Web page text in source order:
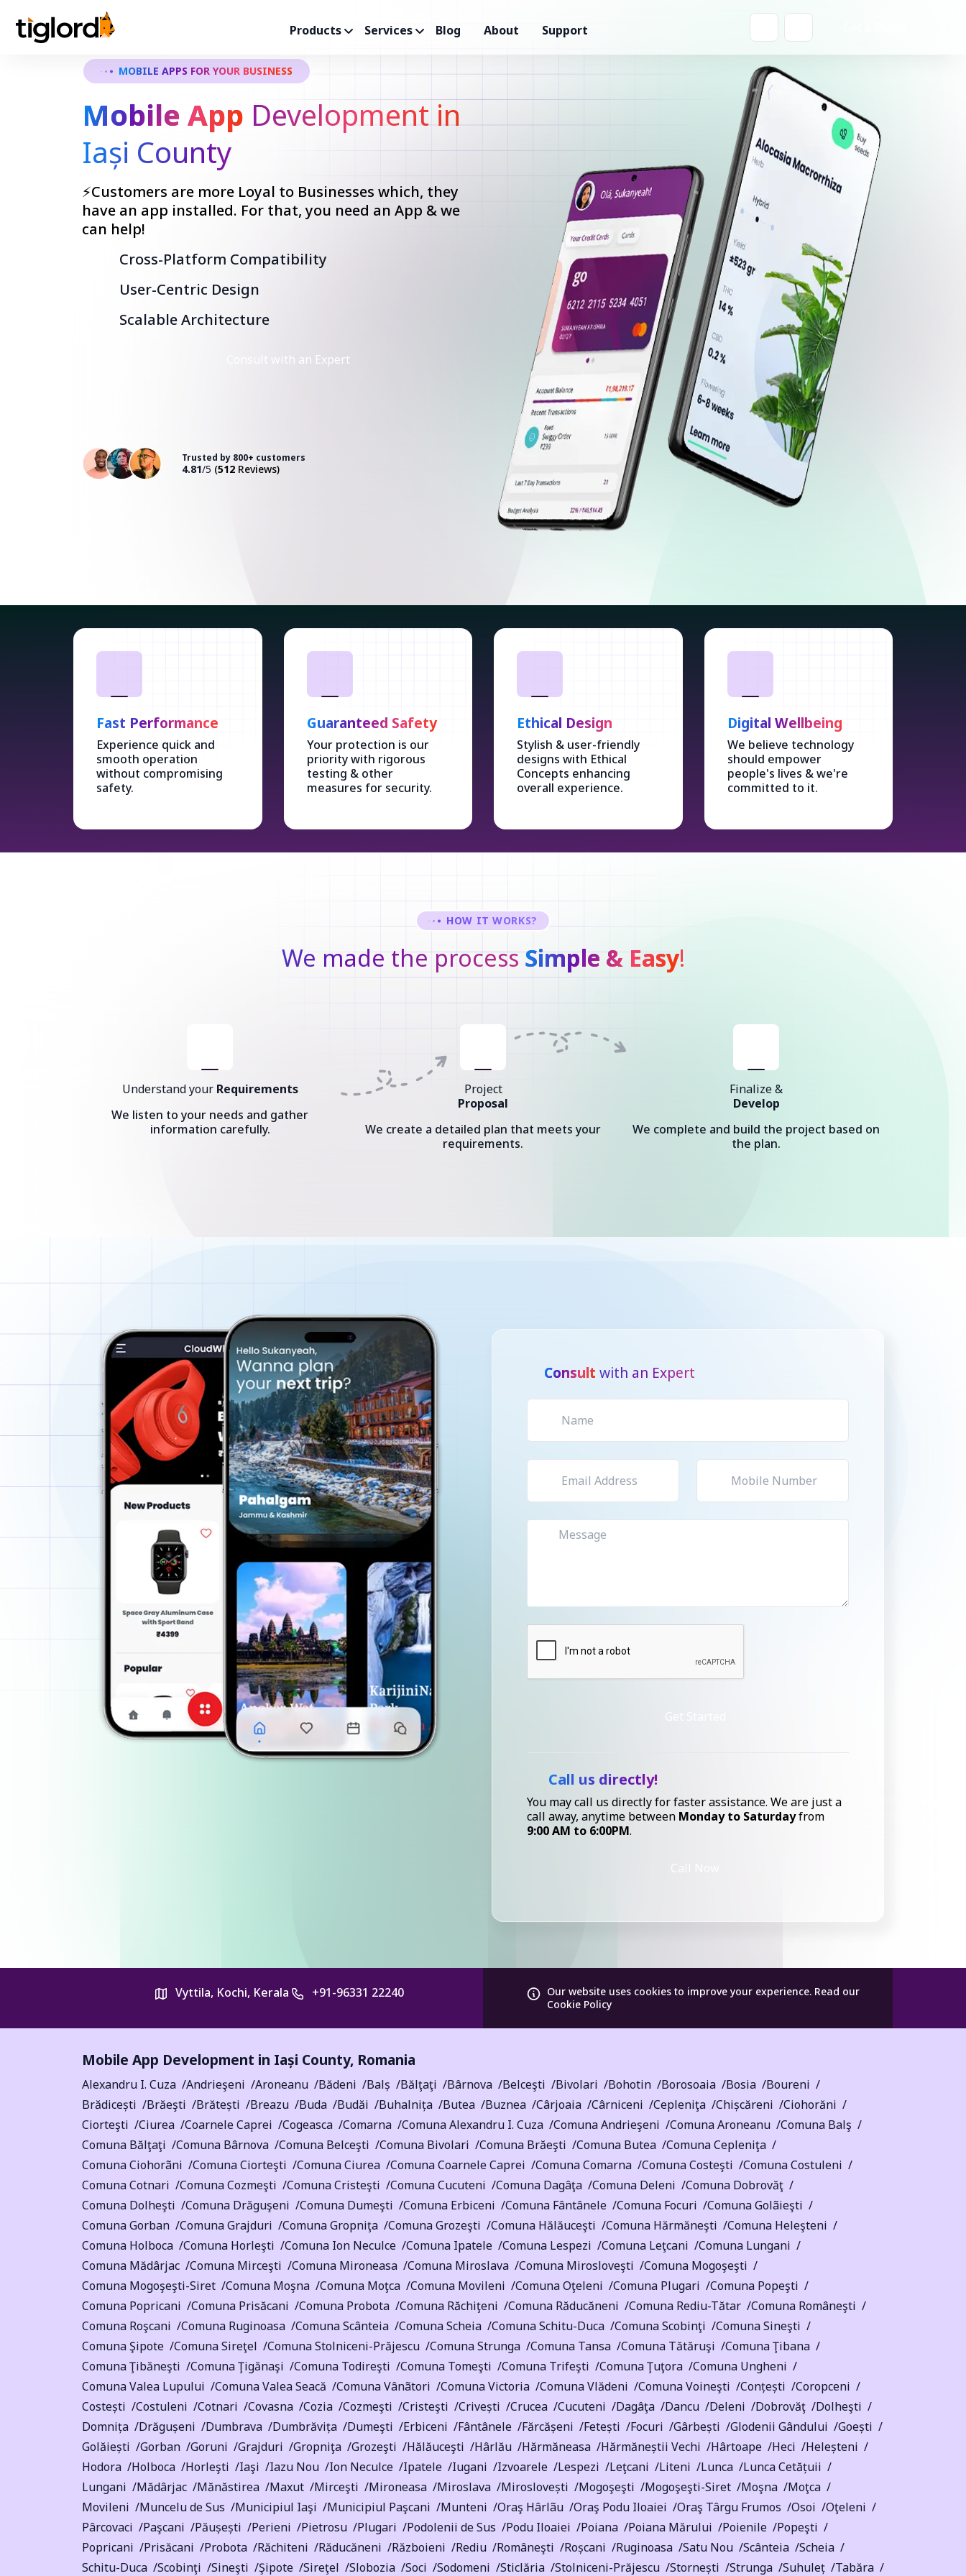
Products Services Blog About Support
MOBILE APPS FOR YOUR BUSINESS
Mobile App Development in
Iași County
⚡Customers are more Loyal to Businesses which, they
have an app installed. For that, you need an App & we
can help!
Cross-Platform Compatibility
User-Centric Design
Scalable Architecture
Consult with an Expert
Trusted by 800+ customers
4.81/5 (512 Reviews)
Fast Performance
Experience quick and
smooth operation
without compromising
safety.
Guaranteed Safety
Your protection is our
priority with rigorous
testing & other
measures for security.
Ethical Design
Stylish & user-friendly
designs with Ethical
Concepts enhancing
overall experience.
Digital Wellbeing
We believe technology
should empower
people's lives & we're
committed to it.
HOW IT WORKS?
We made the processSimple & Easy!
Understand your Requirements
We listen to your needs and gather
information carefully.
Project
Proposal
We create a detailed plan that meets your
requirements.
Finalize &
Develop
We complete and build the project based on
the plan.
Consult with an Expert
Call us directly!
You may call us directly for faster assistance. We are just a
call away, anytime between Monday to Saturdayfrom
9:00 AM to 6:00PM.
Vyttila, Kochi, Kerala +91-96331 22240 Our website uses cookies to improve your experience. Read our
Cookie Policy
Mobile App Development in Iași County, Romania
Alexandru I. Cuza Andrieşeni Aroneanu Bădeni Balș Bălţaţi Bârnova Belceşti Bivolari Bohotin Borosoaia Bosia
Boureni
Brădicești
Brăeşti Brătești Breazu Buda Budăi Buhalnița Butea Buznea Cârjoaia Cârniceni Cepleniţa Chișcăreni
Ciohorăni
Ciorteşti
Ciurea Coarnele Caprei Cogeasca Comarna Comuna Alexandru I. Cuza Comuna Andrieşeni Comuna Aroneanu
Comuna Balş
Comuna Bălţaţi
Comuna Bârnova Comuna Belceşti Comuna Bivolari Comuna Brăeşti Comuna Butea
Comuna Cepleniţa
Comuna Ciohorãni
Comuna Ciorteşti Comuna Ciurea Comuna Coarnele Caprei Comuna Comarna Comuna Costeşti
Comuna Costuleni
Comuna Cotnari
Comuna Cozmeşti Comuna Cristeşti Comuna Cucuteni Comuna Dagâţa Comuna Deleni
Comuna Dobrovăţ
Comuna Dolheşti
Comuna Drăguşeni Comuna Dumeşti Comuna Erbiceni Comuna Fântânele Comuna Focuri
Comuna Golãieşti
Comuna Gorban
Comuna Grajduri Comuna Gropniţa Comuna Grozeşti Comuna Hălăuceşti Comuna Hărmăneşti
Comuna Heleşteni
Comuna Holboca
Comuna Horleşti Comuna Ion Neculce Comuna Ipatele Comuna Lespezi Comuna Leţcani
Comuna Lungani
Comuna Mădârjac
Comuna Mirceşti Comuna Mironeasa Comuna Miroslava Comuna Mirosloveşti
Comuna Mogoşeşti
Comuna Mogoşeşti-Siret
Comuna Moşna Comuna Moţca Comuna Movileni Comuna Oţeleni Comuna Plugari
Comuna Popeşti
Comuna Popricani
Comuna Prisăcani Comuna Probota Comuna Răchiţeni Comuna Răducăneni Comuna Rediu-Tătar
Comuna Româneşti
Comuna Roşcani
Comuna Ruginoasa Comuna Scânteia Comuna Scheia Comuna Schitu-Duca Comuna Scobinţi
Comuna Sineşti
Comuna Şipote
Comuna Sireţel Comuna Stolniceni-Prăjescu Comuna Strunga Comuna Tansa Comuna Tătăruşi
Comuna Ţibana
Comuna Ţibăneşti
Comuna Ţigănaşi Comuna Todireşti Comuna Tomeşti Comuna Trifeşti Comuna Ţuţora
Comuna Ungheni
Comuna Valea Lupului
Comuna Valea Seacă Comuna Vânãtori Comuna Victoria Comuna Vlădeni Comuna Voineşti Conțești
Coropceni
Costești
Costuleni Cotnari Covasna Cozia Cozmeşti Cristeşti Crivești Crucea Cucuteni Dagâţa Dancu Deleni Dobrovăţ
Dolheşti
Domnița
Drăgușeni Dumbrava Dumbrăvița Dumeşti Erbiceni Fântânele Fărcășeni Fetești Focuri Gârbești Glodenii Gândului
Goești
Golăiești
Gorban Goruni Grajduri Gropniţa Grozeşti Hălăuceşti Hârlău Hărmăneasa Hărmăneștii Vechi Hârtoape Heci
Heleșteni
Hodora
Holboca Horleşti Iaşi Iazu Nou Ion Neculce Ipatele Iugani Izvoarele Lespezi Leţcani Liteni Lunca
Lunca Cetățuii
Lungani
Mădârjac Mănăstirea Maxut Mirceşti Mironeasa Miroslava Miroslovești Mogoşeşti Mogoşeşti-Siret Moşna
Moţca
Movileni
Muncelu de Sus Municipiul Iaşi Municipiul Paşcani Munteni Oraş Hârlãu Oraş Podu Iloaiei Oraş Târgu Frumos Osoi
Oţeleni
Pârcovaci
Paşcani Păușești Perieni Pietrosu Plugari Podolenii de Sus Podu Iloaiei Poiana Poiana Mărului Poienile
Popeşti
Popricani
Prisăcani Probota Răchiteni Răducăneni Războieni Rediu Româneşti Roșcani Ruginoasa Satu Nou Scânteia
Scheia
Schitu-Duca
Scobinţi Sineşti Şipote Sireţel Slobozia Soci Sodomeni Sticlăria Stolniceni-Prăjescu Stornești Strunga Suhuleț Tabăra